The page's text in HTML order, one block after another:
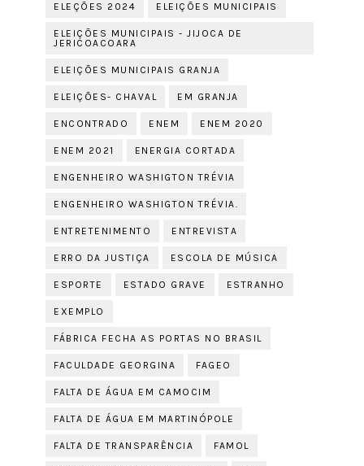
ELEÇÕES 2024 ELEIÇÕES MUNICIPAIS
ELEIÇÕES MUNICIPAIS - JIJOCA DE
JERICOACOARA
ELEIÇÕES MUNICIPAIS GRANJA
ELEIÇÕES- CHAVAL EM GRANJA
ENCONTRADO ENEM ENEM 2020
ENEM 2021 ENERGIA CORTADA
ENGENHEIRO WASHIGTON TRÉVIA
ENGENHEIRO WASHIGTON TRÉVIA.
ENTRETENIMENTO ENTREVISTA
ERRO DA JUSTIÇA ESCOLA DE MÚSICA
ESPORTE ESTADO GRAVE ESTRANHO
EXEMPLO
FÁBRICA FECHA AS PORTAS NO BRASIL
FACULDADE GEORGINA FAGEO
FALTA DE ÁGUA EM CAMOCIM
FALTA DE ÁGUA EM MARTINÓPOLE
FALTA DE TRANSPARÊNCIA FAMOL